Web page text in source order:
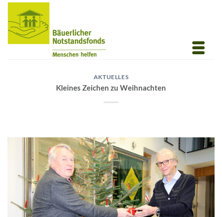
Inhalt
springen
AKTUELLES
Kleines Zeichen zu Weihnachten